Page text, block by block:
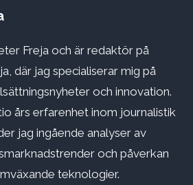
Freja och är redaktör på
där jag specialiserar mig på
och innovation.
års erfarenhet inom journalistik
jag ingående analyser av
och påverkan
teknologier.